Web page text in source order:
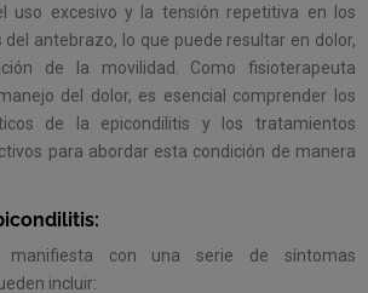
uso excesivo y la tensión repetitiva en los
antebrazo, lo que puede resultar en dolor,
de la movilidad. Como fisioterapeuta
del dolor, es esencial comprender los
de la epicondilitis y los tratamientos
para abordar esta condición de manera
manifiesta con una serie de síntomas
incluir: